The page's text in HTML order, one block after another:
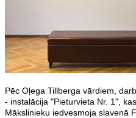
Pēc Oļega Tillberga vārdiem,
- instalācija "Pieturvieta Nr. 1",
Mākslinieku iedvesmoja slavenā